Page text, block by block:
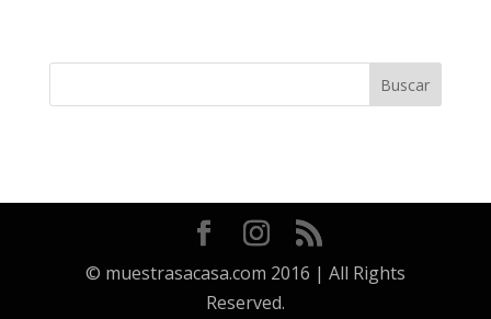
© muestrasacasa.com 2016 | All Rights
Reserved.